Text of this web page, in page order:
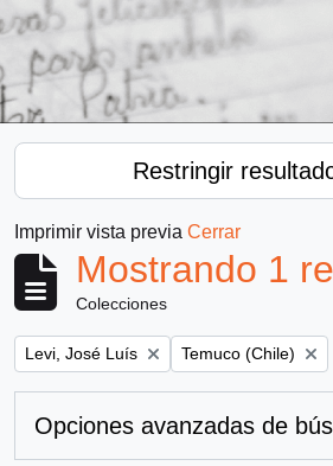
Restringir
Imprimir vista previa Cerrar
Mostrando 1
Colecciones
Remove filter:
Levi, José Luís Remove filter:
Temuco (Chile)
Opciones avanzadas de